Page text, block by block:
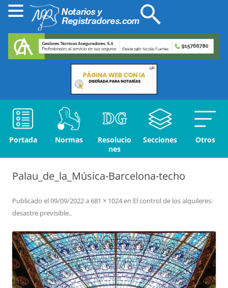
Portada Normas
Resolucio
nes
Secciones Otros
Palau_de_la_Música-Barcelona-techo
Publicado el09/09/2022a 681 × 1024en El control de los alquileres:
desastre previsible..